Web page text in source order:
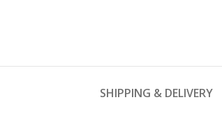
SHIPPING & DELIVERY